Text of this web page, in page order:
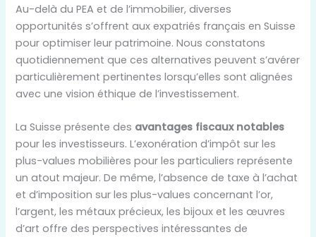
Au-delà du PEA et de l’immobilier, diverses
opportunités s’offrent aux expatriés français en Suisse
pour optimiser leur patrimoine. Nous constatons
quotidiennement que ces alternatives peuvent s’avérer
particulièrement pertinentes lorsqu’elles sont alignées
avec une vision éthique de l’investissement.
La Suisse présente des avantages fiscaux notables
pour les investisseurs. L’exonération d’impôt sur les
plus-values mobilières pour les particuliers représente
un atout majeur. De même, l’absence de taxe à l’achat
et d’imposition sur les plus-values concernant l’or,
l’argent, les métaux précieux, les bijoux et les œuvres
d’art offre des perspectives intéressantes de